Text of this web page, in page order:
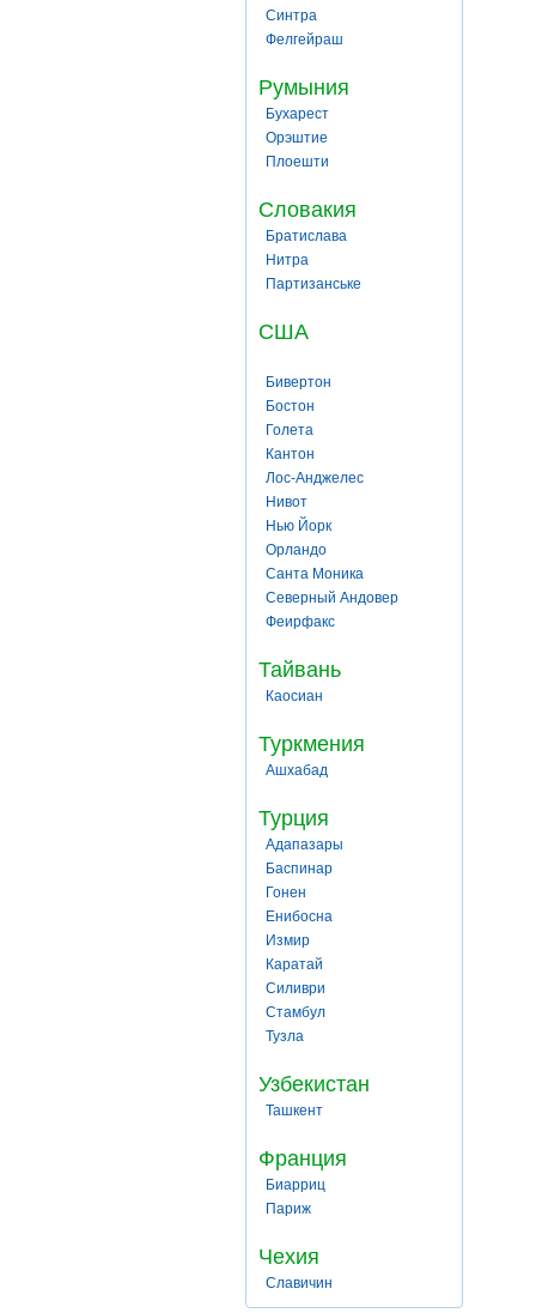
Синтра
Фелгейраш
Румыния
Бухарест
Орэштие
Плоешти
Словакия
Братислава
Нитра
Партизанське
США
Бивертон
Бостон
Голета
Кантон
Лос-Анджелес
Нивот
Нью Йорк
Орландо
Санта Моника
Северный Андовер
Феирфакс
Тайвань
Каосиан
Туркмения
Ашхабад
Турция
Адапазары
Баспинар
Гонен
Енибосна
Измир
Каратай
Силиври
Стамбул
Тузла
Узбекистан
Ташкент
Франция
Биарриц
Париж
Чехия
Славичин